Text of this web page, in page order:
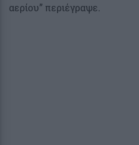
αερίου” περιέγραψε.